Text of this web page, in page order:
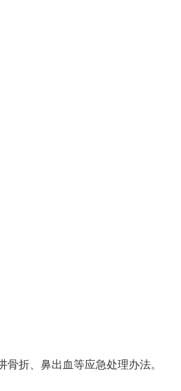
折、鼻出血等应急处理办法。